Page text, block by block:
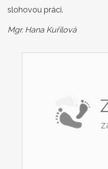
slohovou práci.
Mgr. Hana Kuřilová